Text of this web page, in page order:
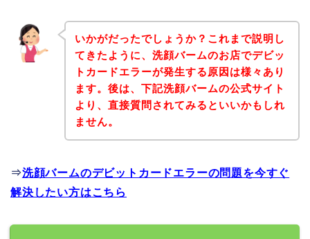
いかがだったでしょうか？これまで説明し
てきたように、洗顔バームのお店でデビッ
トカードエラーが発生する原因は様々あり
ます。後は、下記洗顔バームの公式サイト
より、直接質問されてみるといいかもしれ
ません。
⇒洗顔バームのデビットカードエラーの問題を今すぐ
解決したい方はこちら